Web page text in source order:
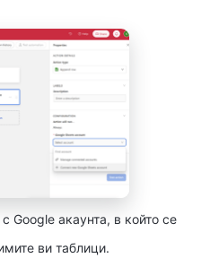
Google акаунта, в който се
ви таблици.